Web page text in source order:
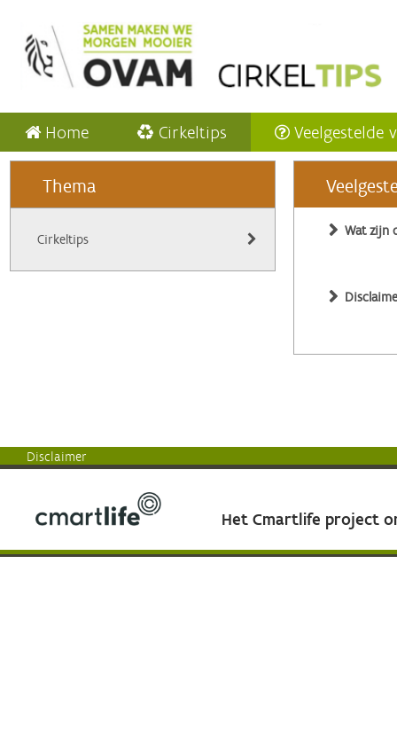
Home Cirkeltips Veelgestelde
Thema
Cirkeltips
Wat zijn
Disclaimer
Het Cmartlife project